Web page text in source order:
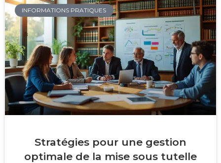
INFORMATIONS PRATIQUES
Stratégies pour une gestion
optimale de la mise sous tutelle